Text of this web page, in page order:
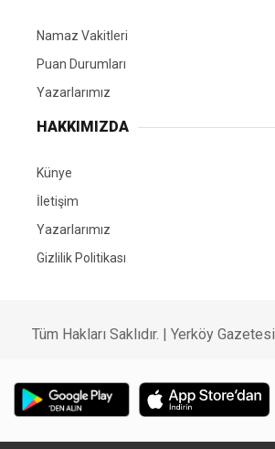
Namaz Vakitleri
Puan Durumları
Yazarlarımız
HAKKIMIZDA
Künye
İletişim
Yazarlarımız
Gizlilik Politikası
Tüm Hakları Saklıdır. | Yerköy Gazetesi